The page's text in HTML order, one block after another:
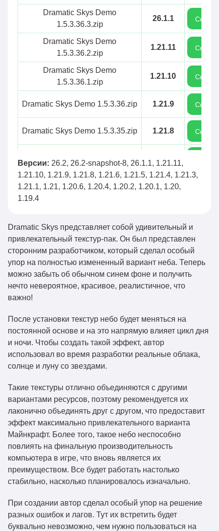
Dramatic Skys Demo
1.5.3.36.3.zip
26.1.1
Dramatic Skys Demo
1.5.3.36.2.zip
1.21.11
Dramatic Skys Demo
1.5.3.36.1.zip
1.21.10
Dramatic Skys Demo 1.5.3.36.zip 1.21.9
Dramatic Skys Demo 1.5.3.35.zip 1.21.8
Dramatic Skys Demo 1.5.3.33.zip 1.21.5
Dramatic Skys Demo 1.5.3.31.zip 1.21.4
Dramatic Skys Demo 1.5.3.30.zip 1.21.4
Dramatic Skys Demo 1.5.3.29.zip 1.21.3
Dramatic Skys Demo 1.5.3.28.zip 1.21.1
Dramatic Skys Demo 1.5.3.27.zip 1.21.1
Dramatic Skys Demo 1.5.3.26.zip
Dramatic Skys Demo 1.5.3.25.zip 1.21.1
Dramatic Skys Demo 1.5.3.24.zip 1.21
Dramatic Skys Demo 1.5.3.22.zip 1.20.6
Dramatic Skys Demo 1.5.3.21.zip 1.20.6
Версии: 26.2, 26.2-snapshot-8, 26.1.1, 1.21.11,
1.21.10, 1.21.9, 1.21.8, 1.21.6, 1.21.5, 1.21.4, 1.21.3,
1.21.1, 1.21, 1.20.6, 1.20.4, 1.20.2, 1.20.1, 1.20,
1.19.4
Dramatic Skys представляет собой удивительный и
привлекательный текстур-пак. Он был представлен
сторонним разработчиком, который сделал особый
упор на полностью измененный вариант неба. Теперь
можно забыть об обычном синем фоне и получить
нечто невероятное, красивое, реалистичное, что
важно!
После установки текстур небо будет меняться на
постоянной основе и на это напрямую влияет цикл дня
и ночи. Чтобы создать такой эффект, автор
использовал во время разработки реальные облака,
солнце и луну со звездами.
Такие текстуры отлично объединяются с другими
вариантами ресурсов, поэтому рекомендуется их
лаконично объединять друг с другом, что предоставит
эффект максимально привлекательного варианта
Майнкрафт. Более того, такое небо неспособно
повлиять на финальную производительность
компьютера в игре, что вновь является их
преимуществом. Все будет работать настолько
стабильно, насколько планировалось изначально.
При создании автор сделал особый упор на решение
разных ошибок и лагов. Тут их встретить будет
буквально невозможно, чем нужно пользоваться на